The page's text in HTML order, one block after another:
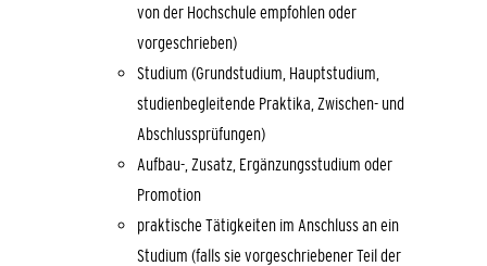
von der Hochschule empfohlen oder
vorgeschrieben)
Studium (Grundstudium, Hauptstudium,
studienbegleitende Praktika, Zwischen- und
Abschlussprüfungen)
Aufbau-, Zusatz, Ergänzungsstudium oder
Promotion
praktische Tätigkeiten im Anschluss an ein
Studium (falls sie vorgeschriebener Teil der